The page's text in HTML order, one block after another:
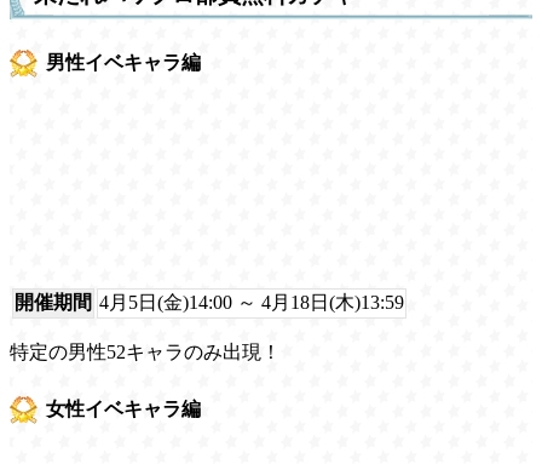
男性イベキャラ編
開催期間 4月5日(金)14:00 ～ 4月18日(木)13:59
特定の男性52キャラのみ出現！
女性イベキャラ編